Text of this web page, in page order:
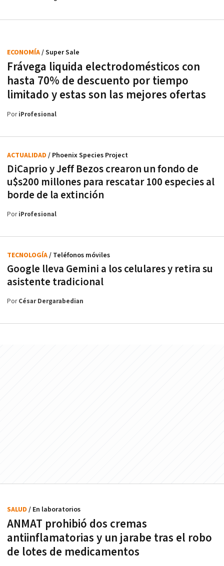
Frávega liquida electrodomésticos con
hasta 70% de descuento por tiempo
limitado y estas son las mejores ofertas
ECONOMÍA/ Super Sale
PoriProfesional
DiCaprio y Jeff Bezos crearon un fondo de
u$s200 millones para rescatar 100 especies al
borde de la extinción
ACTUALIDAD / Phoenix Species Project
PoriProfesional
Google lleva Gemini a los celulares y retira su
asistente tradicional
TECNOLOGÍA/ Teléfonos móviles
PorCésar Dergarabedian
ANMAT prohibió dos cremas
antiinflamatorias y un jarabe tras el robo
de lotes de medicamentos
SALUD / En laboratorios